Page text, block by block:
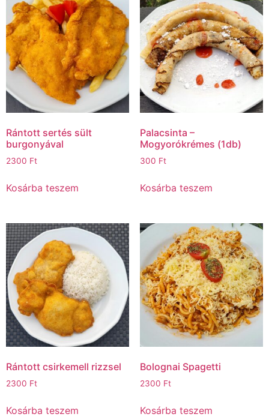
Rántott sertés sült
burgonyával
2300 Ft
Kosárba teszem
Palacsinta –
Mogyorókrémes (1db)
300 Ft
Kosárba teszem
Rántott csirkemell rizzsel
2300 Ft
Kosárba teszem
Bolognai Spagetti
2300 Ft
Kosárba teszem